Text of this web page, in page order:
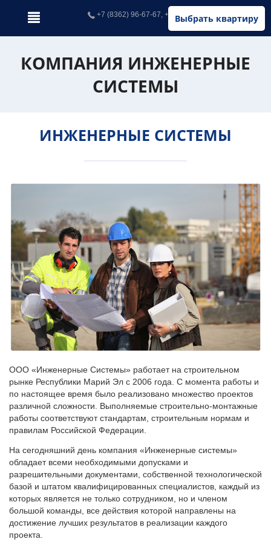
Выбрать квартиру
+7 (8362) 96-67-67, +7 (902) 326-67-67
КОМПАНИЯ ИНЖЕНЕРНЫЕ
СИСТЕМЫ
ИНЖЕНЕРНЫЕ СИСТЕМЫ
ООО «Инженерные Системы» работает на строительном
рынке Республики Марий Эл с 2006 года. С момента работы и
по настоящее время было реализовано множество проектов
различной сложности. Выполняемые строительно-монтажные
работы соответствуют стандартам, строительным нормам и
правилам Российской Федерации.
На сегодняшний день компания «Инженерные системы»
обладает всеми необходимыми допусками и
разрешительными документами, собственной технологической
базой и штатом квалифицированных специалистов, каждый из
которых является не только сотрудником, но и членом
большой команды, все действия которой направлены на
достижение лучших результатов в реализации каждого
проекта.